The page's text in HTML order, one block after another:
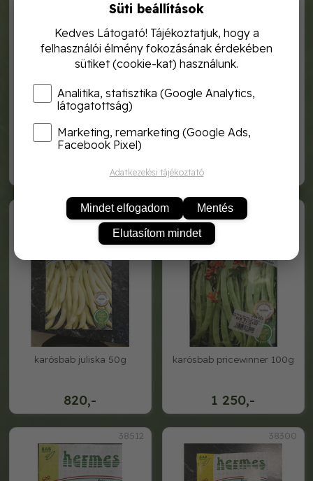
karósbab fehér salátabab
100g
karósbab fehér salátabab
38003
820,-
karósbab juliska 50g
1 250,-
karósbab pricewinner 100g
38512 38300
Süti beállítások
Kedves Látogató! Tájékoztatjuk, hogy a
felhasználói élmény fokozásának érdekében
sütiket (cookie-kat) használunk.
Analitika, statisztika (Google Analytics,
látogatottság)
Marketing, remarketing (Google Ads,
Facebook Pixel)
Adatkezelési tájékoztató
Mindet elfogadom Mentés
Elutasítom mindet